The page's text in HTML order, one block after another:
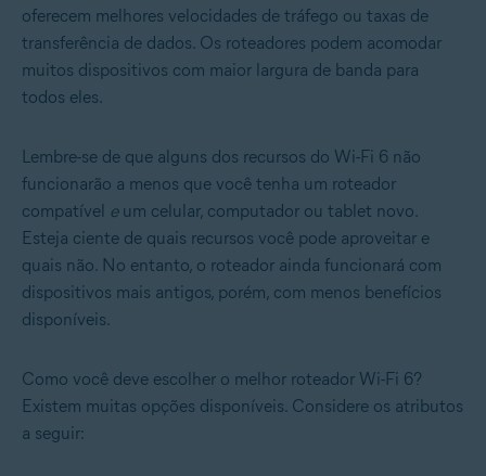
oferecem melhores velocidades de tráfego ou taxas de
transferência de dados. Os roteadores podem acomodar
muitos dispositivos com maior largura de banda para
todos eles.
Lembre-se de que alguns dos recursos do Wi-Fi 6 não
funcionarão a menos que você tenha um roteador
compatível e um celular, computador ou tablet novo.
Esteja ciente de quais recursos você pode aproveitar e
quais não. No entanto, o roteador ainda funcionará com
dispositivos mais antigos, porém, com menos benefícios
disponíveis.
Como você deve escolher o melhor roteador Wi-Fi 6?
Existem muitas opções disponíveis. Considere os atributos
a seguir: